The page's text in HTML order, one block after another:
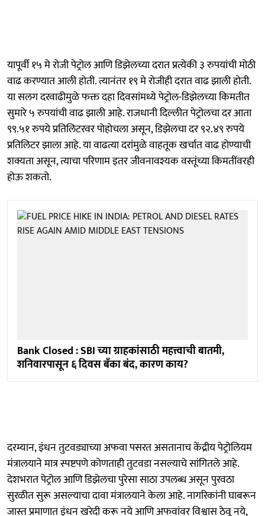
यापूर्वी १५ मे रोजी पेट्रोल आणि डिझेलच्या दरात प्रत्येकी ३ रुपयांची मोठी
वाढ करण्यात आली होती. त्यानंतर १९ मे रोजीही दरात वाढ झाली होती.
या सलग दरवाढीमुळे फक्त दहा दिवसांमध्ये पेट्रोल-डिझेलच्या किमतीत
सुमारे ५ रुपयांची वाढ झाली आहे. राजधानी दिल्लीत पेट्रोलचा दर आता
९९.५१ रुपये प्रतिलिटरवर पोहोचला असून, डिझेलचा दर ९२.४९ रुपये
प्रतिलिटर झाला आहे. या वाढत्या दरांमुळे वाहतूक खर्चात वाढ होण्याची
शक्यता असून, त्याचा परिणाम इतर जीवनावश्यक वस्तूंच्या किमतींवरही
होऊ शकतो.
Bank Closed : SBI च्या ग्राहकांसाठी महत्त्वाची बातमी,
शनिवारपासून ६ दिवस बँका बंद, कारण काय?
दरम्यान, इंधन तुटवड्याच्या अफवा पसरत असतानाच केंद्रीय पेट्रोलियम
मंत्रालयाने मात्र स्पष्टपणे कोणताही तुटवडा नसल्याचे सांगितले आहे.
देशभरात पेट्रोल आणि डिझेलचा पुरेसा साठा उपलब्ध असून पुरवठा
सुरळीत सुरू असल्याचा दावा मंत्रालयाने केला आहे. नागरिकांनी घाबरून
जास्त प्रमाणात इंधन खरेदी करू नये आणि अफवांवर विश्वास ठेवू नये,